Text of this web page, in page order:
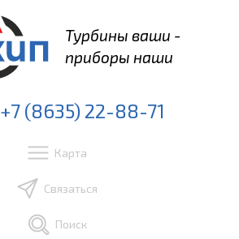
Турбины ваши -
приборы наши
+7 (8635) 22-88-71
Карта
Связаться
Поиск